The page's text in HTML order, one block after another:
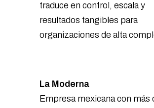
traduce en control, escala y
resultados tangibles para
organizaciones de alta
La Moderna
Empresa mexicana con más